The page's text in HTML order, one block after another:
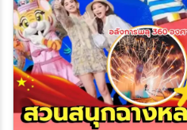
08 ธ.ค. 69 - 10 ธ.ค. 69
11 ธ.ค. 69 - 13 ธ.ค. 69
13 ธ.ค. 69 - 15 ธ.ค. 69